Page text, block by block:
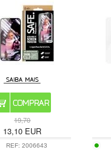
19,70
13,10 EUR
REF:2006643